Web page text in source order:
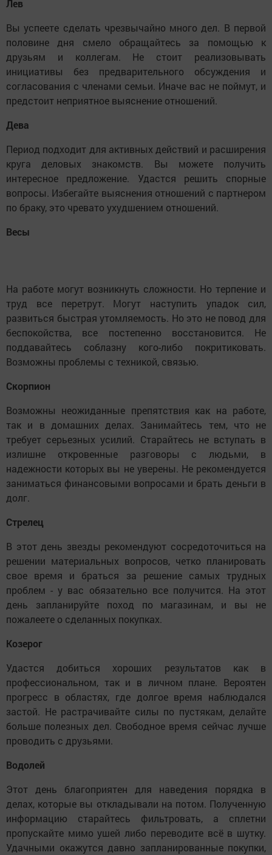
Лев
Вы успеете сделать чрезвычайно много дел. В первой
половине дня смело обращайтесь за помощью к
друзьям и коллегам. Не стоит реализовывать
инициативы без предварительного обсуждения и
согласования с членами семьи. Иначе вас не поймут, и
предстоит неприятное выяснение отношений.
Дева
Период подходит для активных действий и расширения
круга деловых знакомств. Вы можете получить
интересное предложение. Удастся решить спорные
вопросы. Избегайте выяснения отношений с партнером
по браку, это чревато ухудшением отношений.
Весы
На работе могут возникнуть сложности. Но терпение и
труд все перетрут. Могут наступить упадок сил,
развиться быстрая утомляемость. Но это не повод для
беспокойства, все постепенно восстановится. Не
поддавайтесь соблазну кого-либо покритиковать.
Возможны проблемы с техникой, связью.
Скорпион
Возможны неожиданные препятствия как на работе,
так и в домашних делах. Занимайтесь тем, что не
требует серьезных усилий. Старайтесь не вступать в
излишне откровенные разговоры с людьми, в
надежности которых вы не уверены. Не рекомендуется
заниматься финансовыми вопросами и брать деньги в
долг.
Стрелец
В этот день звезды рекомендуют сосредоточиться на
решении материальных вопросов, четко планировать
свое время и браться за решение самых трудных
проблем - у вас обязательно все получится. На этот
день запланируйте поход по магазинам, и вы не
пожалеете о сделанных покупках.
Козерог
Удастся добиться хороших результатов как в
профессиональном, так и в личном плане. Вероятен
прогресс в областях, где долгое время наблюдался
застой. Не растрачивайте силы по пустякам, делайте
больше полезных дел. Свободное время сейчас лучше
проводить с друзьями.
Водолей
Этот день благоприятен для наведения порядка в
делах, которые вы откладывали на потом. Полученную
информацию старайтесь фильтровать, а сплетни
пропускайте мимо ушей либо переводите всё в шутку.
Удачными окажутся давно запланированные покупки,